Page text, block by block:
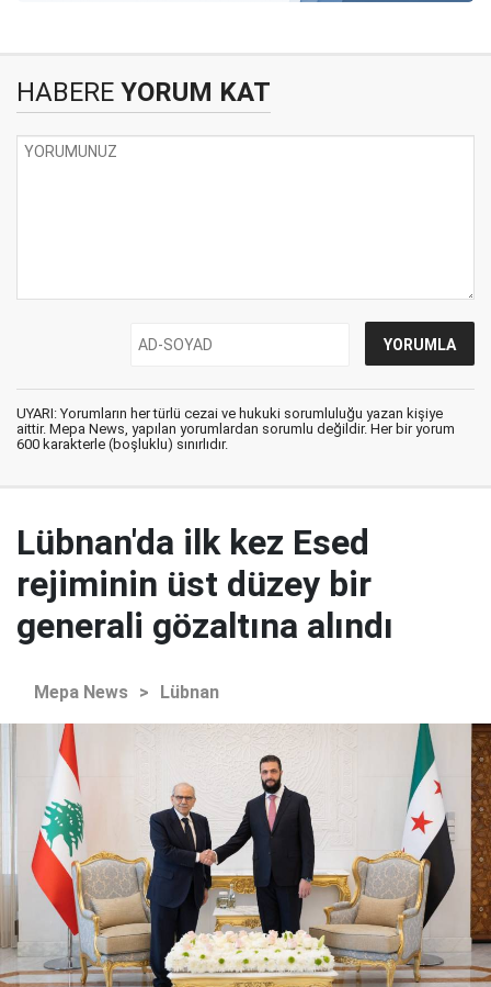
HABERE YORUM KAT
UYARI: Yorumların her türlü cezai ve hukuki sorumluluğu yazan kişiye
aittir. Mepa News, yapılan yorumlardan sorumlu değildir. Her bir yorum
600 karakterle (boşluklu) sınırlıdır.
Lübnan'da ilk kez Esed
rejiminin üst düzey bir
generali gözaltına alındı
Mepa News > Lübnan